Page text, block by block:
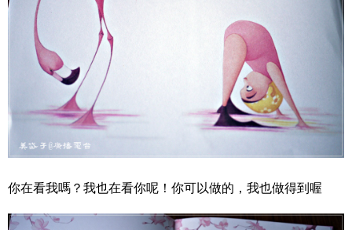
你在看我嗎？我也在看你呢！你可以做的，我也做得到喔